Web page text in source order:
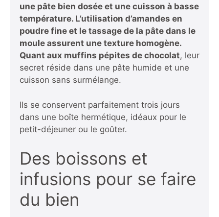
une pâte bien dosée et une cuisson à basse
température. L’utilisation d’amandes en
poudre fine et le tassage de la pâte dans le
moule assurent une texture homogène.
Quant aux muffins pépites de chocolat, leur
secret réside dans une pâte humide et une
cuisson sans surmélange.
Ils se conservent parfaitement trois jours
dans une boîte hermétique, idéaux pour le
petit-déjeuner ou le goûter.
Des boissons et
infusions pour se faire
du bien